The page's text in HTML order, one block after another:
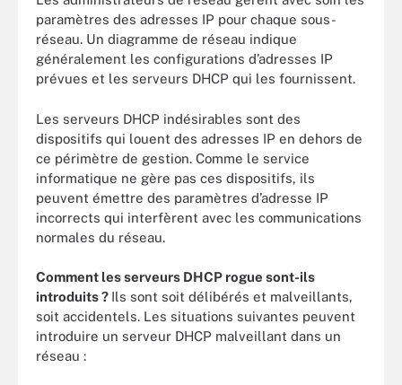
paramètres des adresses IP pour chaque sous-
réseau. Un diagramme de réseau indique
généralement les configurations d’adresses IP
prévues et les serveurs DHCP qui les fournissent.
Les serveurs DHCP indésirables sont des
dispositifs qui louent des adresses IP en dehors de
ce périmètre de gestion. Comme le service
informatique ne gère pas ces dispositifs, ils
peuvent émettre des paramètres d’adresse IP
incorrects qui interfèrent avec les communications
normales du réseau.
Comment les serveurs DHCP rogue sont-ils
introduits ? Ils sont soit délibérés et malveillants,
soit accidentels. Les situations suivantes peuvent
introduire un serveur DHCP malveillant dans un
réseau :